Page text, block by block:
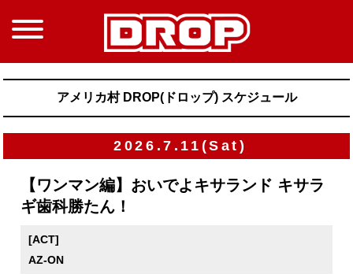
アメリカ村 DROP(ドロップ) スケジュール
2026.7.11(Sat)
【ワンマン編】おいでよキサランド キサラ
ギ歯科勝たん！
[ACT]
AZ-ON